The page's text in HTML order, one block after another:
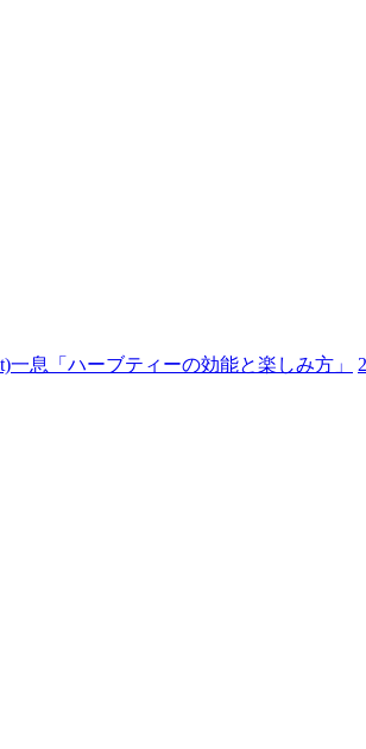
息「ハーブティーの効能と楽しみ方」